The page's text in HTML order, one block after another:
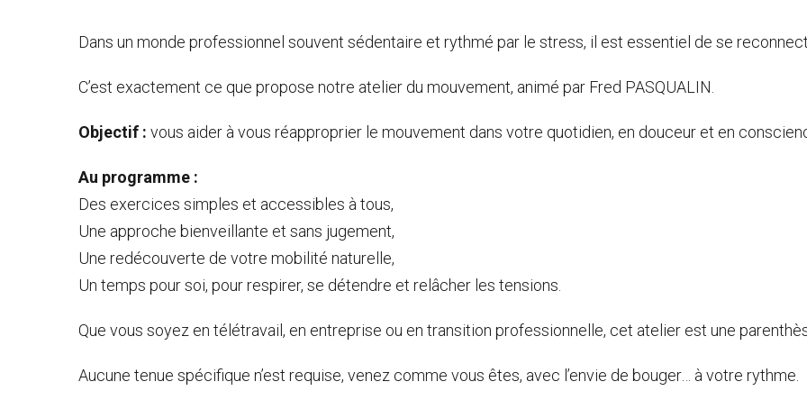
Dans un monde professionnel souvent sédentaire et rythmé par le stress, il est essentiel de se
C’est exactement ce que propose notre atelier du mouvement, animé par Fred PASQUALIN.
Objectif : vous aider à vous réapproprier le mouvement dans votre quotidien, en douceur et en
Au programme :
Des exercices simples et accessibles à tous,
Une approche bienveillante et sans jugement,
Une redécouverte de votre mobilité naturelle,
Un temps pour soi, pour respirer, se détendre et relâcher les tensions.
Que vous soyez en télétravail, en entreprise ou en transition professionnelle, cet atelier est une
Aucune tenue spécifique n’est requise, venez comme vous êtes, avec l’envie de bouger… à votre rythme.